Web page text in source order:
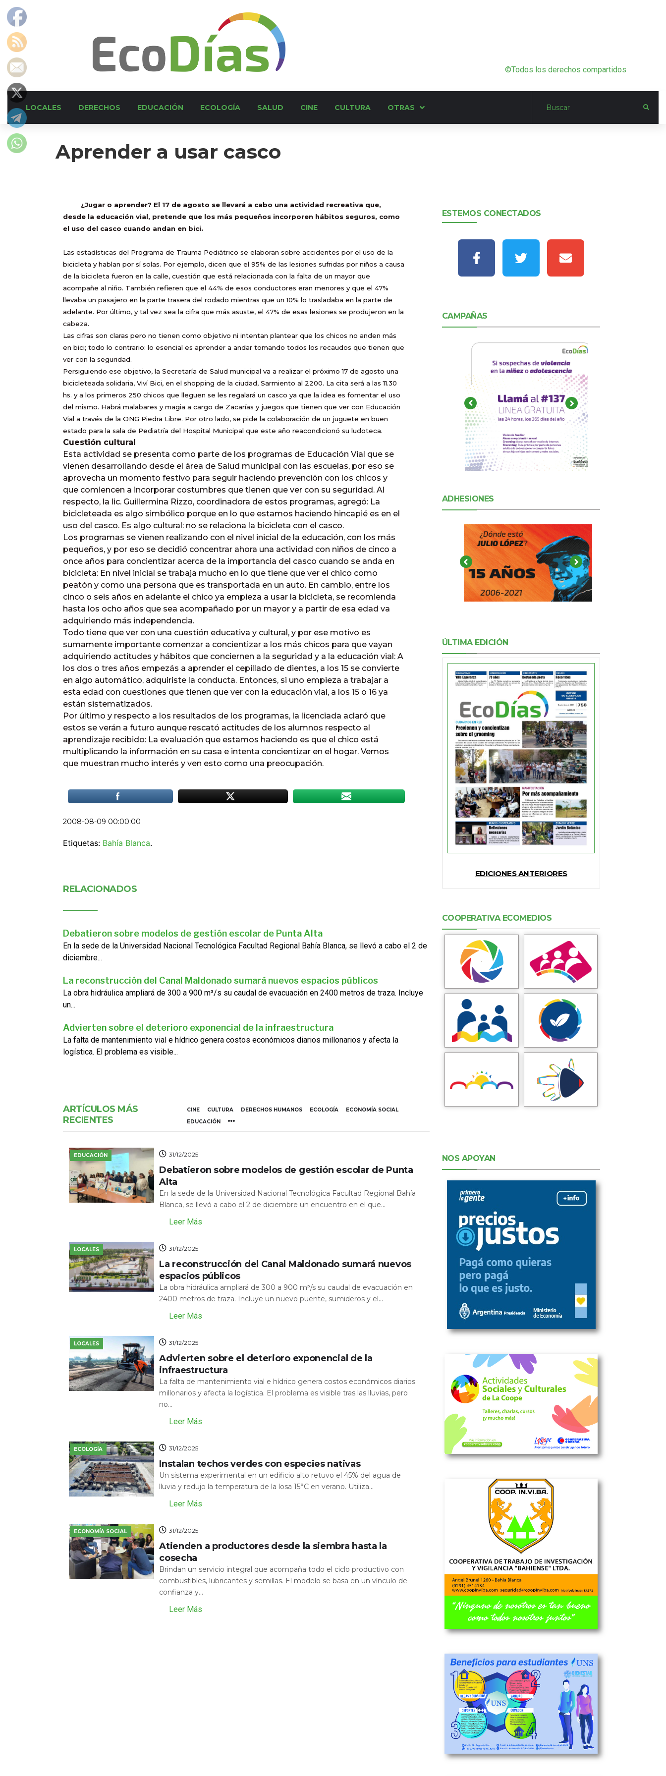
©Todos los derechos compartidos
LOCALES DERECHOS EDUCACIÓN ECOLOGÍA SALUD CINE CULTURA OTRAS
Aprender a usar casco
¿Jugar o aprender? El 17 de agosto se llevará a cabo una actividad recreativa que,
desde la educación vial, pretende que los más pequeños incorporen hábitos seguros, como
el uso del casco cuando andan en bici.
Las estadísticas del Programa de Trauma Pediátrico se elaboran sobre accidentes por el uso de la
bicicleta y hablan por sí solas. Por ejemplo, dicen que el 95% de las lesiones sufridas por niños a causa
de la bicicleta fueron en la calle, cuestión que está relacionada con la falta de un mayor que
acompañe al niño. También refieren que el 44% de esos conductores eran menores y que el 47%
llevaba un pasajero en la parte trasera del rodado mientras que un 10% lo trasladaba en la parte de
adelante. Por último, y tal vez sea la cifra que más asuste, el 47% de esas lesiones se produjeron en la
cabeza.
Las cifras son claras pero no tienen como objetivo ni intentan plantear que los chicos no anden más
en bici; todo lo contrario: lo esencial es aprender a andar tomando todos los recaudos que tienen que
ver con la seguridad.
Persiguiendo ese objetivo, la Secretaría de Salud municipal va a realizar el próximo 17 de agosto una
bicicleteada solidaria, Viví Bici, en el shopping de la ciudad, Sarmiento al 2200. La cita será a las 11.30
hs. y a los primeros 250 chicos que lleguen se les regalará un casco ya que la idea es fomentar el uso
del mismo. Habrá malabares y magia a cargo de Zacarías y juegos que tienen que ver con Educación
Vial a través de la ONG Piedra Libre. Por otro lado, se pide la colaboración de un juguete en buen
estado para la sala de Pediatría del Hospital Municipal que este año reacondicionó su ludoteca.
Cuestión cultural
Esta actividad se presenta como parte de los programas de Educación Vial que se
vienen desarrollando desde el área de Salud municipal con las escuelas, por eso se
aprovecha un momento festivo para seguir haciendo prevención con los chicos y
que comiencen a incorporar costumbres que tienen que ver con su seguridad. Al
respecto, la lic. Guillermina Rizzo, coordinadora de estos programas, agregó: La
bicicleteada es algo simbólico porque en lo que estamos haciendo hincapié es en el
uso del casco. Es algo cultural: no se relaciona la bicicleta con el casco.
Los programas se vienen realizando con el nivel inicial de la educación, con los más
pequeños, y por eso se decidió concentrar ahora una actividad con niños de cinco a
once años para concientizar acerca de la importancia del casco cuando se anda en
bicicleta: En nivel inicial se trabaja mucho en lo que tiene que ver el chico como
peatón y como una persona que es transportada en un auto. En cambio, entre los
cinco o seis años en adelante el chico ya empieza a usar la bicicleta, se recomienda
hasta los ocho años que sea acompañado por un mayor y a partir de esa edad va
adquiriendo más independencia.
Todo tiene que ver con una cuestión educativa y cultural, y por ese motivo es
sumamente importante comenzar a concientizar a los más chicos para que vayan
adquiriendo actitudes y hábitos que conciernen a la seguridad y a la educación vial: A
los dos o tres años empezás a aprender el cepillado de dientes, a los 15 se convierte
en algo automático, adquiriste la conducta. Entonces, si uno empieza a trabajar a
esta edad con cuestiones que tienen que ver con la educación vial, a los 15 o 16 ya
están sistematizados.
Por último y respecto a los resultados de los programas, la licenciada aclaró que
estos se verán a futuro aunque rescató actitudes de los alumnos respecto al
aprendizaje recibido: La evaluación que estamos haciendo es que el chico está
multiplicando la información en su casa e intenta concientizar en el hogar. Vemos
que muestran mucho interés y ven esto como una preocupación.
2008-08-09 00:00:00
Etiquetas: Bahía Blanca.
RELACIONADOS
Debatieron sobre modelos de gestión escolar de Punta Alta
En la sede de la Universidad Nacional Tecnológica Facultad Regional Bahía Blanca, se llevó a cabo el 2 de
diciembre...
La reconstrucción del Canal Maldonado sumará nuevos espacios públicos
La obra hidráulica ampliará de 300 a 900 m³/s su caudal de evacuación en 2400 metros de traza. Incluye
un...
Advierten sobre el deterioro exponencial de la infraestructura
La falta de mantenimiento vial e hídrico genera costos económicos diarios millonarios y afecta la
logística. El problema es visible...
ARTÍCULOS MÁS
RECIENTES
CINE CULTURA DERECHOS HUMANOS ECOLOGÍA
ECONOMÍA SOCIAL
EDUCACIÓN
EDUCACIÓN 31/12/2025
Debatieron sobre modelos de gestión escolar de Punta
Alta
En la sede de la Universidad Nacional Tecnológica Facultad Regional Bahía
Blanca, se llevó a cabo el 2 de diciembre un encuentro en el que...
Leer Más
LOCALES 31/12/2025
La reconstrucción del Canal Maldonado sumará nuevos
espacios públicos
La obra hidráulica ampliará de 300 a 900 m³/s su caudal de evacuación en
2400 metros de traza. Incluye un nuevo puente, sumideros y el...
Leer Más
LOCALES 31/12/2025
Advierten sobre el deterioro exponencial de la
infraestructura
La falta de mantenimiento vial e hídrico genera costos económicos diarios
millonarios y afecta la logística. El problema es visible tras las lluvias, pero
no...
Leer Más
ECOLOGÍA 31/12/2025
Instalan techos verdes con especies nativas
Un sistema experimental en un edificio alto retuvo el 45% del agua de
lluvia y redujo la temperatura de la losa 15°C en verano. Utiliza...
Leer Más
ECONOMÍA SOCIAL 31/12/2025
Atienden a productores desde la siembra hasta la
cosecha
Brindan un servicio integral que acompaña todo el ciclo productivo con
combustibles, lubricantes y semillas. El modelo se basa en un vínculo de
confianza y...
Leer Más
ESTEMOS CONECTADOS
CAMPAÑAS
ADHESIONES
ÚLTIMA EDICIÓN
EDICIONES ANTERIORES
COOPERATIVA ECOMEDIOS
NOS APOYAN